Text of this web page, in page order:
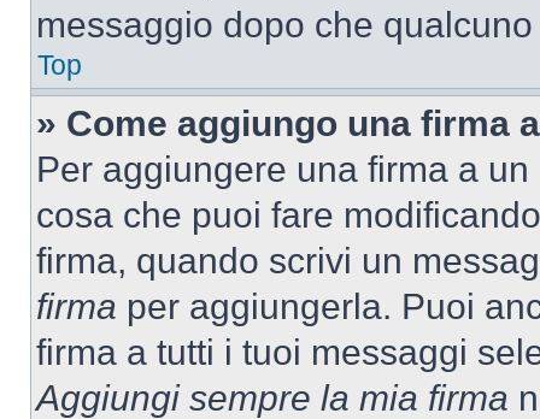
messaggio dopo che
Top
» Come aggiungo una firma
Per aggiungere una firma a
cosa che puoi fare
firma, quando scrivi un
firma per aggiungerla. Puoi
firma a tutti i tuoi messaggi
Aggiungi sempre la mia firma